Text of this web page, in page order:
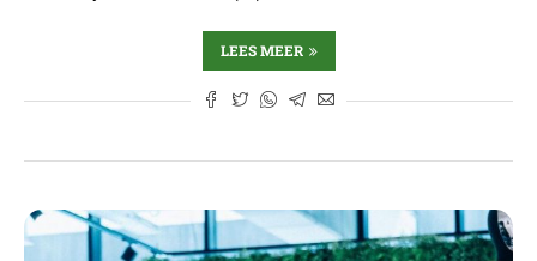
LEES MEER